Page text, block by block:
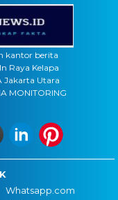
kantor berita
Raya Kelapa
Jakarta Utara
MONITORING
Whatsapp.com